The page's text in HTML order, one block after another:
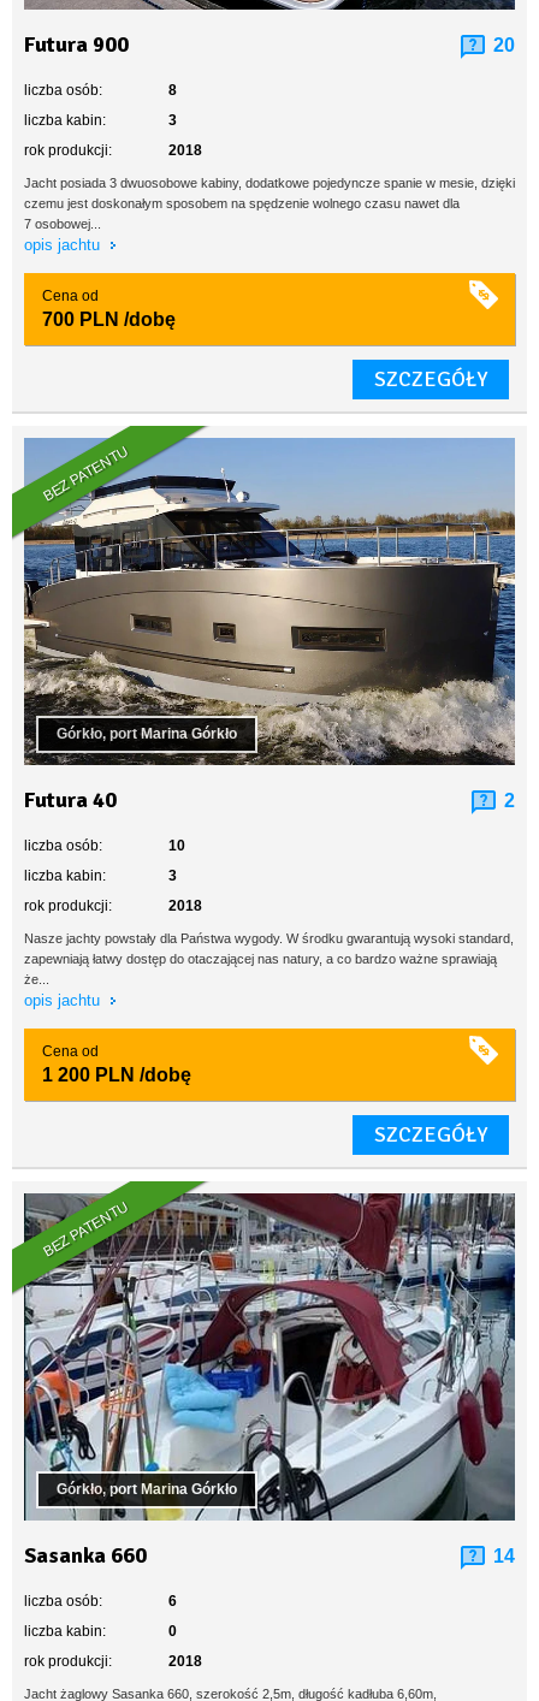
Futura 900 20
liczba osób:
8
liczba kabin:
3
rok produkcji:
2018
Jacht posiada 3 dwuosobowe kabiny, dodatkowe pojedyncze spanie w mesie, dzięki
czemu jest doskonałym sposobem na spędzenie wolnego czasu nawet dla
7 osobowej...
opis jachtu
Cena od
700 PLN /dobę
SZCZEGÓŁY
BEZ PATENTU
Górkło, port Marina Górkło
Futura 40 2
liczba osób:
10
liczba kabin:
3
rok produkcji:
2018
Nasze jachty powstały dla Państwa wygody. W środku gwarantują wysoki standard,
zapewniają łatwy dostęp do otaczającej nas natury, a co bardzo ważne sprawiają
że...
opis jachtu
Cena od
1 200 PLN /dobę
SZCZEGÓŁY
BEZ PATENTU
Górkło, port Marina Górkło
Sasanka 660 14
liczba osób:
6
liczba kabin:
0
rok produkcji:
2018
Jacht żaglowy Sasanka 660, szerokość 2,5m, długość kadłuba 6,60m,